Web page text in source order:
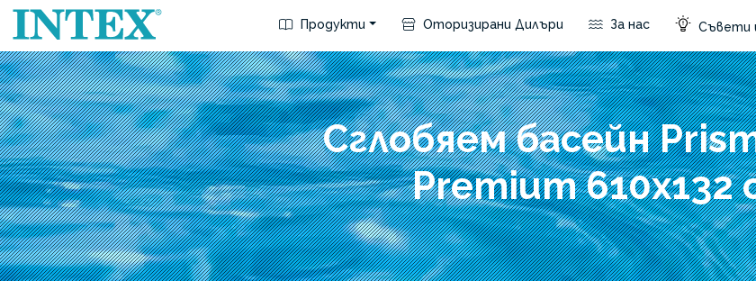
Продукти Оторизирани Дилъри За нас Съвети
Сглобяем басейн
Premium 610x132